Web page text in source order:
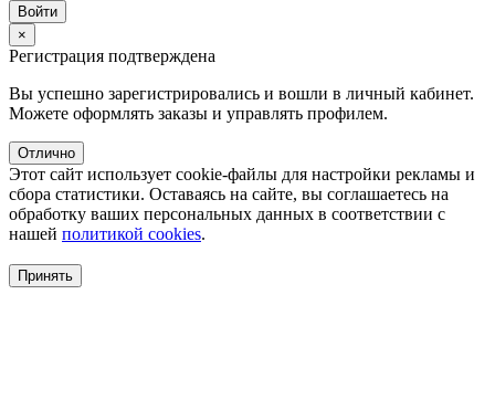
×
Регистрация подтверждена
Вы успешно зарегистрировались и вошли в личный кабинет.
Можете оформлять заказы и управлять профилем.
Отлично
Этот сайт использует cookie-файлы для настройки рекламы и
сбора статистики. Оставаясь на сайте, вы соглашаетесь на
обработку ваших персональных данных в соответствии с
нашей политикой cookies.
Принять